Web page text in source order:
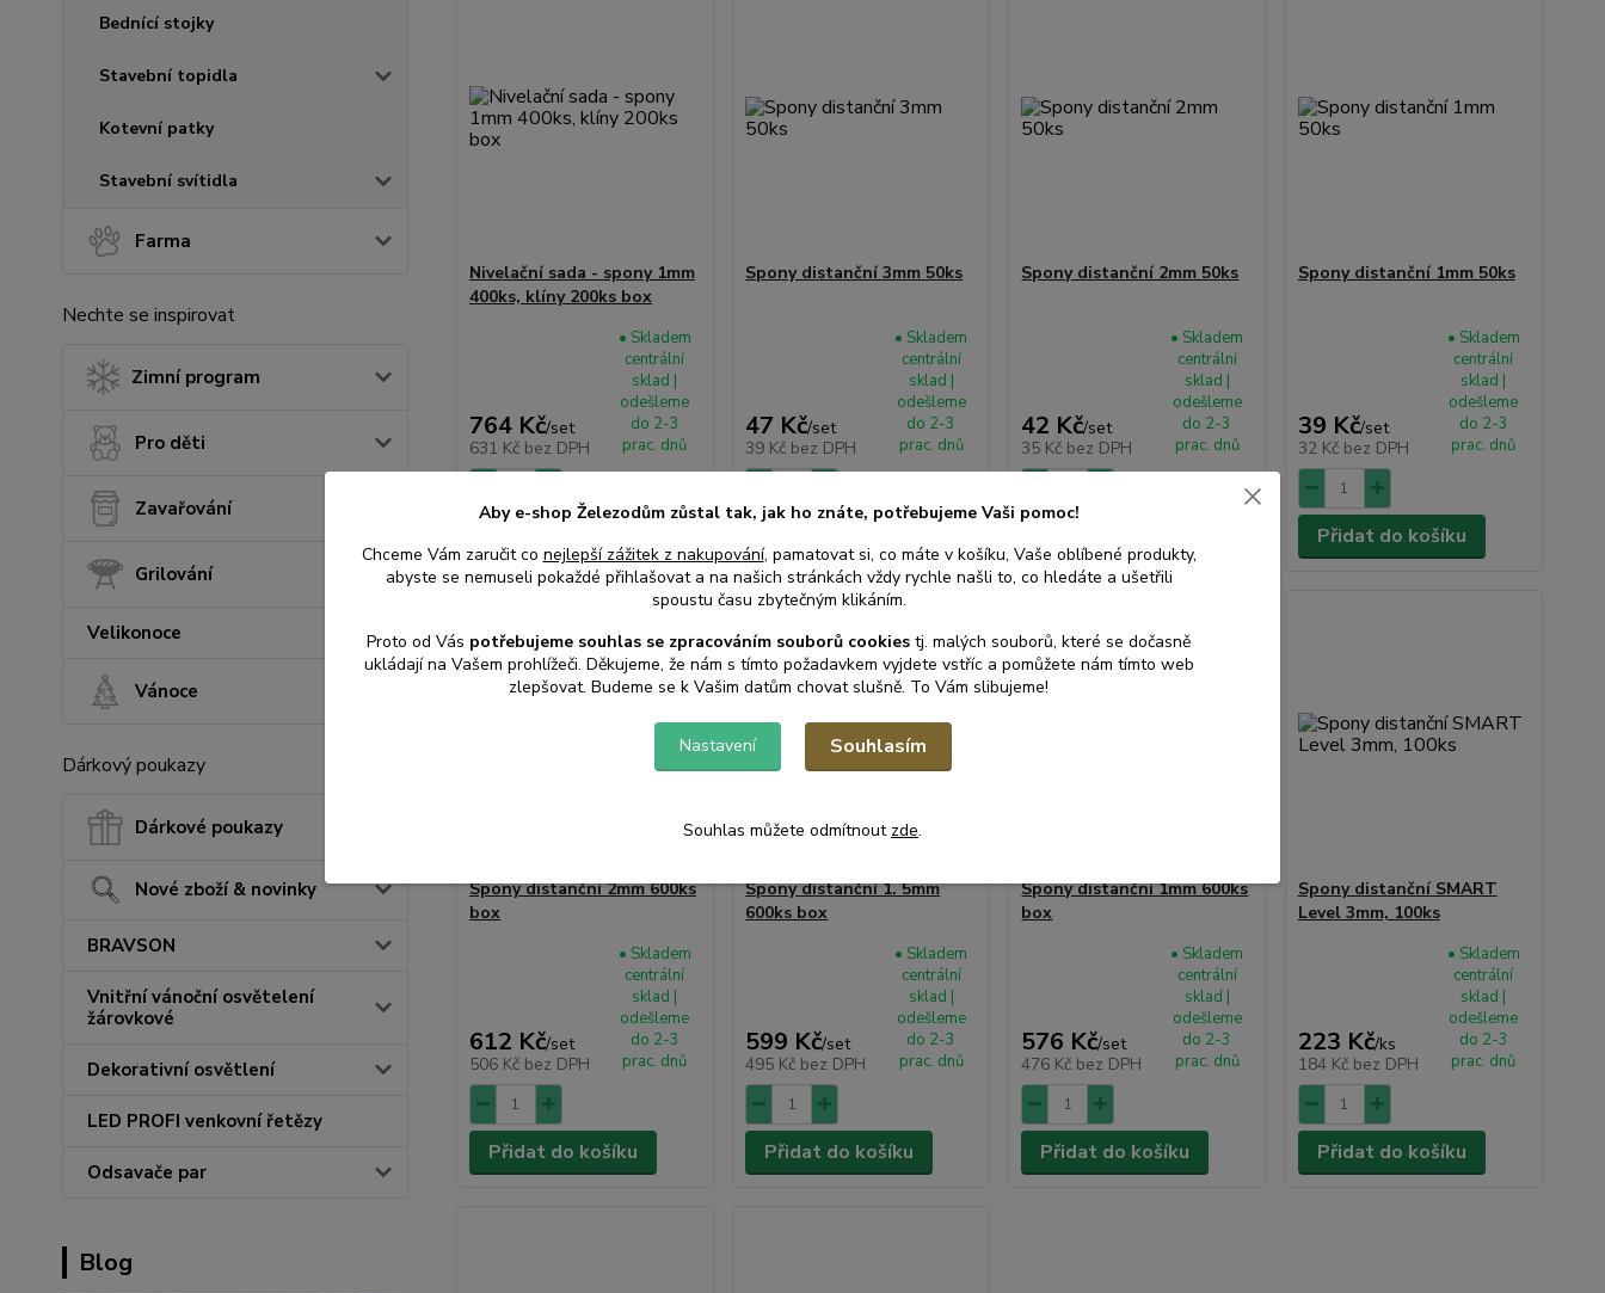
Bednící stojky
Stavební topidla
Kotevní patky
Stavební svítidla
Farma
Nechte se inspirovat
Zimní program
Pro děti
Zavařování
Grilování
Velikonoce
Vánoce
Dárkový poukazy
Dárkové poukazy
Nové zboží & novinky
BRAVSON
Vnitřní vánoční osvětelení
žárovkové
Dekorativní osvětlení
LED PROFI venkovní řetězy
Odsavače par
Blog
Nivelační sada - spony 1mm
400ks, klíny 200ks box
764 Kč/set
631 Kč bez DPH
• Skladem
centrální
sklad |
odešleme
do 2-3
prac. dnů
Spony distanční 3mm 50ks
47 Kč/set
39 Kč bez DPH
• Skladem
centrální
sklad |
odešleme
do 2-3
prac. dnů
Spony distanční 2mm 50ks
42 Kč/set
35 Kč bez DPH
• Skladem
centrální
sklad |
odešleme
do 2-3
prac. dnů
Spony distanční 1mm 50ks
39 Kč/set
32 Kč bez DPH
• Skladem
centrální
sklad |
odešleme
do 2-3
prac. dnů
Přidat do košíku
Spony distanční 2mm 600ks
box
612 Kč/set
506 Kč bez DPH
• Skladem
centrální
sklad |
odešleme
do 2-3
prac. dnů
Přidat do košíku
Spony distanční 1. 5mm
600ks box
599 Kč/set
495 Kč bez DPH
• Skladem
centrální
sklad |
odešleme
do 2-3
prac. dnů
Přidat do košíku
Spony distanční 1mm 600ks
box
576 Kč/set
476 Kč bez DPH
• Skladem
centrální
sklad |
odešleme
do 2-3
prac. dnů
Přidat do košíku
Spony distanční SMART
Level 3mm, 100ks
223 Kč/ks
184 Kč bez DPH
• Skladem
centrální
sklad |
odešleme
do 2-3
prac. dnů
Přidat do košíku
Aby e-shop Železodům zůstal tak, jak ho znáte, potřebujeme Vaši pomoc!
Chceme Vám zaručit co nejlepší zážitek z nakupování, pamatovat si, co máte v košíku, Vaše oblíbené produkty,
abyste se nemuseli pokaždé přihlašovat a na našich stránkách vždy rychle našli to, co hledáte a ušetřili
spoustu času zbytečným klikáním.
Proto od Vás potřebujeme souhlas se zpracováním souborů cookies tj. malých souborů, které se dočasně
ukládají na Vašem prohlížeči. Děkujeme, že nám s tímto požadavkem vyjdete vstříc a pomůžete nám tímto web
zlepšovat. Budeme se k Vašim datům chovat slušně. To Vám slibujeme!
Nastavení Souhlasím
Souhlas můžete odmítnout zde.